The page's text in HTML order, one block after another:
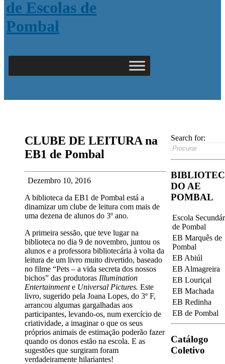
CLUBE DE LEITURA na
EB1 de Pombal
Dezembro 10, 2016
A biblioteca da EB1 de Pombal está a
dinamizar um clube de leitura com mais de
uma dezena de alunos do 3º ano.
A primeira sessão, que teve lugar na
biblioteca no dia 9 de novembro, juntou os
alunos e a professora bibliotecária à volta da
leitura de um livro muito divertido, baseado
no filme “Pets – a vida secreta dos nossos
bichos” das produtoras Illumination
Entertainmente Universal Pictures. Este
livro, sugerido pela Joana Lopes, do 3º F,
arrancou algumas gargalhadas aos
participantes, levando-os, num exercício de
criatividade, a imaginar o que os seus
próprios animais de estimação poderão fazer
quando os donos estão na escola. E as
sugestões que surgiram foram
verdadeiramente hilariantes!
Search for:
DO AE
POMBAL
Escola
de Pombal
EB Marquês de
Pombal
EB Abiúl
EB Almagreira
EB Louriçal
EB Machada
EB Redinha
EB de Pombal
Catálogo
Coletivo